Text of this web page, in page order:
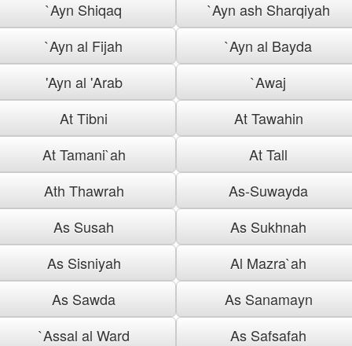
`Ayn Shiqaq
`Ayn ash Sharqiyah
`Ayn al Fijah
`Ayn al Bayda
'Ayn al 'Arab
`Awaj
At Tibni
At Tawahin
At Tamani`ah
At Tall
Ath Thawrah
As-Suwayda
As Susah
As Sukhnah
As Sisniyah
Al Mazra`ah
As Sawda
As Sanamayn
`Assal al Ward
As Safsafah